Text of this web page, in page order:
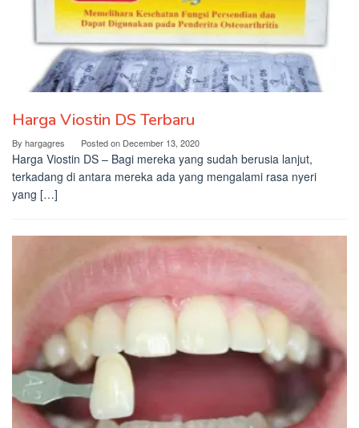
Harga Viostin DS Terbaru
By hargagres Posted on December 13, 2020
Harga Viostin DS – Bagi mereka yang sudah berusia lanjut,
terkadang di antara mereka ada yang mengalami rasa nyeri
yang […]